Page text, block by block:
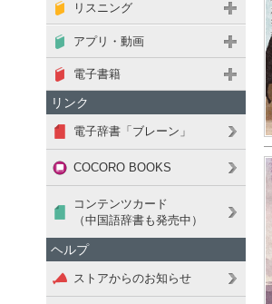
リスニング
アプリ・動画
電子書籍
リンク
電子辞書「ブレーン」
COCORO BOOKS
コンテンツカード
（中国語辞書も発売中）
ヘルプ
ストアからのお知らせ